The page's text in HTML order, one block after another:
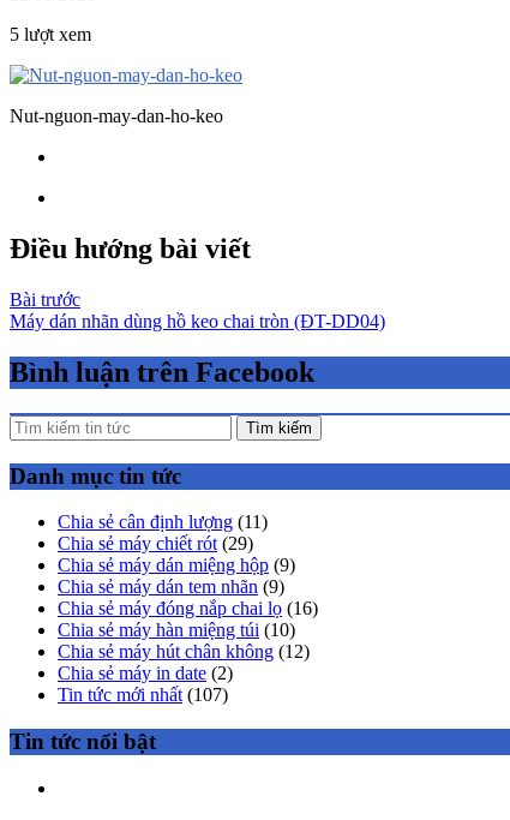
5 lượt xem
Nut-nguon-may-dan-ho-keo
Điều hướng bài viết
Bài trước
Máy dán nhãn dùng hồ keo chai tròn (ĐT-DD04)
Bình luận trên Facebook
Tìm kiếm
Danh mục tin tức
Chia sẻ cân định lượng (11)
Chia sẻ máy chiết rót (29)
Chia sẻ máy dán miệng hộp (9)
Chia sẻ máy dán tem nhãn (9)
Chia sẻ máy đóng nắp chai lọ (16)
Chia sẻ máy hàn miệng túi (10)
Chia sẻ máy hút chân không (12)
Chia sẻ máy in date (2)
Tin tức mới nhất (107)
Tin tức nổi bật